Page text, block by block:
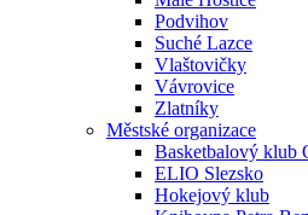
Podvihov
Suché Lazce
Vlaštovičky
Vávrovice
Zlatníky
Městské organizace
Basketbalový klub
ELIO Slezsko
Hokejový klub